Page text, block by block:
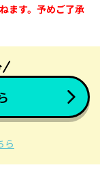
ます。予めご了承
ら